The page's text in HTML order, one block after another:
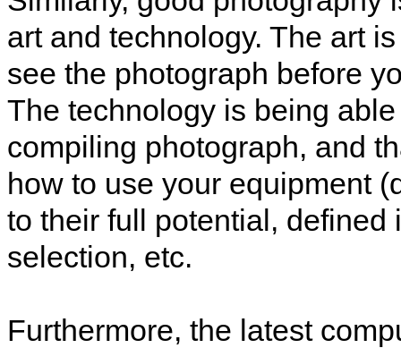
art and technology. The art
see the photograph before
The technology is being
compiling photograph, and
how to use your equipment
to their full potential,
selection, etc.
Furthermore, the latest